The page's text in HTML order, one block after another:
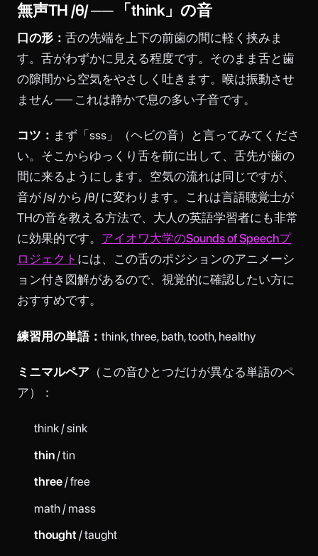
無声TH /θ/ ── 「think」の音
口の形： 舌の先端を上下の前歯の間に軽く挟みま
す。舌がわずかに見える程度です。そのまま舌と歯
の隙間から空気をやさしく吐きます。喉は振動させ
ません ── これは静かで息の多い子音です。
コツ： まず「sss」（ヘビの音）と言ってみてくださ
い。そこからゆっくり舌を前に出して、舌先が歯の
間に来るようにします。空気の流れは同じですが、
音が /s/ から /θ/ に変わります。これは言語聴覚士が
THの音を教える方法で、大人の英語学習者にも非常
に効果的です。 アイオワ大学のSounds of Speechプ
ロジェクト には、この舌のポジションのアニメーシ
ョン付き図解があるので、視覚的に確認したい方に
おすすめです。
練習用の単語： think, three, bath, tooth, healthy
ミニマルペア （この音ひとつだけが異なる単語のペ
ア）：
think / sink
thin/ tin
three/ free
math / mass
thought/ taught